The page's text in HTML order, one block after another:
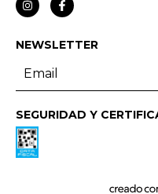
NEWSLETTER
SEGURIDAD Y